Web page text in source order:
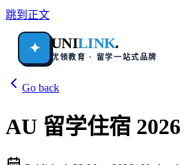
跳到正文
✦ UNILINK.
优领教育 · 留学一站式品牌
Go back
AU 留学住宿 2026